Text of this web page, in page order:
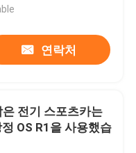
연락처
은 전기 스포츠카는
OS R1을 사용했습